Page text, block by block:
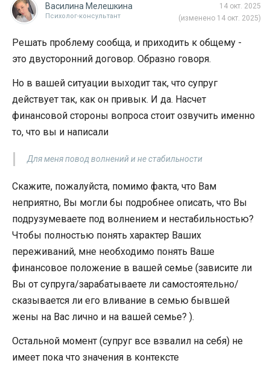
14 окт. 2025
(изменено 14 окт. 2025)
Василина Мелешкина
Психолог-консультант
Решать проблему сообща, и приходить к общему -
это двусторонний договор. Образно говоря.
Но в вашей ситуации выходит так, что супруг
действует так, как он привык. И да. Насчет
финансовой стороны вопроса стоит озвучить именно
то, что вы и написали
Для меня повод волнений и не стабильности
Скажите, пожалуйста, помимо факта, что Вам
неприятно, Вы могли бы подробнее описать, что Вы
подрузумеваете под волнением и нестабильностью?
Чтобы полностью понять характер Ваших
переживаний, мне необходимо понять Ваше
финансовое положение в вашей семье (зависите ли
Вы от супруга/зарабатываете ли самостоятельно/
сказывается ли его вливание в семью бывшей
жены на Вас лично и на вашей семье? ).
Остальной момент (супруг все взвалил на себя) не
имеет пока что значения в контексте